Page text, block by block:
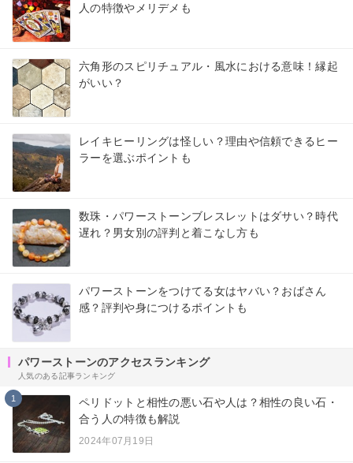
人の特徴やメリデメも
六角形のスピリチュアル・風水における意味！縁起
がいい？
レイキヒーリングは怪しい？理由や信頼できるヒー
ラーを選ぶポイントも
数珠・パワーストーンブレスレットはダサい？時代
遅れ？男女別の評判と着こなし方も
パワーストーンをつけてる女はヤバい？おばさん
感？評判や身につけるポイントも
パワーストーンのアクセスランキング
人気のある記事ランキング
1
ペリドットと相性の悪い石や人は？相性の良い石・
合う人の特徴も解説
2024年07月19日